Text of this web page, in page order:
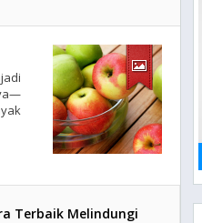
Terbaik Melindungi